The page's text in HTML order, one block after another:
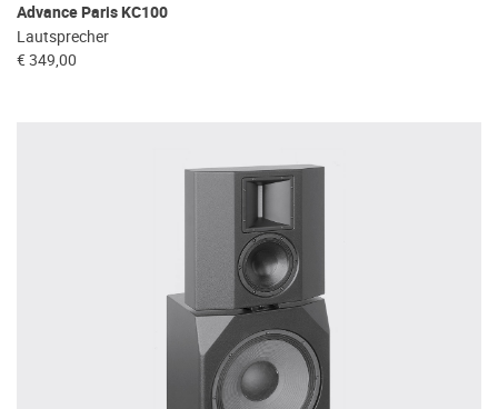
Advance Paris KC100
Lautsprecher
€ 349,00